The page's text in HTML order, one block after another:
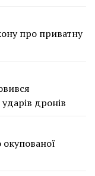
про приватну
ударів дронів